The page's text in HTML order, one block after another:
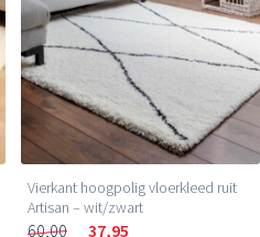
Vierkant hoogpolig vloerkleed ruit
Artisan – wit/zwart
60,00 37,95